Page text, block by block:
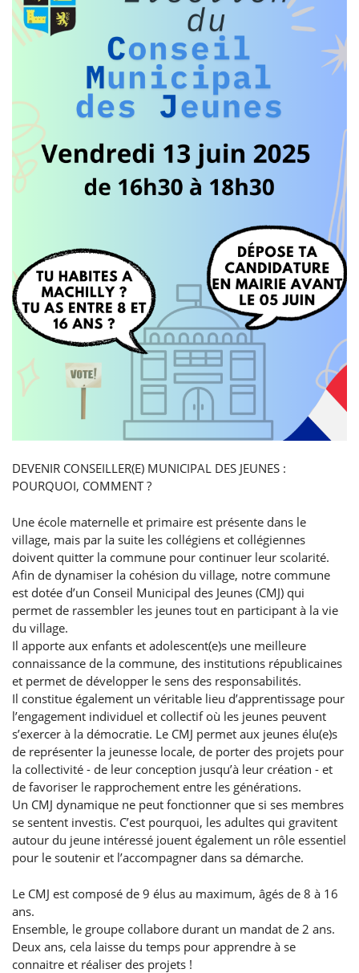
DEVENIR CONSEILLER(E) MUNICIPAL DES JEUNES :
POURQUOI, COMMENT ?
Une école maternelle et primaire est présente dans le
village, mais par la suite les collégiens et collégiennes
doivent quitter la commune pour continuer leur scolarité.
Afin de dynamiser la cohésion du village, notre commune
est dotée d’un Conseil Municipal des Jeunes (CMJ) qui
permet de rassembler les jeunes tout en participant à la vie
du village.
Il apporte aux enfants et adolescent(e)s une meilleure
connaissance de la commune, des institutions républicaines
et permet de développer le sens des responsabilités.
Il constitue également un véritable lieu d’apprentissage pour
l’engagement individuel et collectif où les jeunes peuvent
s’exercer à la démocratie. Le CMJ permet aux jeunes élu(e)s
de représenter la jeunesse locale, de porter des projets pour
la collectivité - de leur conception jusqu’à leur création - et
de favoriser le rapprochement entre les générations.
Un CMJ dynamique ne peut fonctionner que si ses membres
se sentent investis. C’est pourquoi, les adultes qui gravitent
autour du jeune intéressé jouent également un rôle essentiel
pour le soutenir et l’accompagner dans sa démarche.
Le CMJ est composé de 9 élus au maximum, âgés de 8 à 16
ans.
Ensemble, le groupe collabore durant un mandat de 2 ans.
Deux ans, cela laisse du temps pour apprendre à se
connaitre et réaliser des projets !